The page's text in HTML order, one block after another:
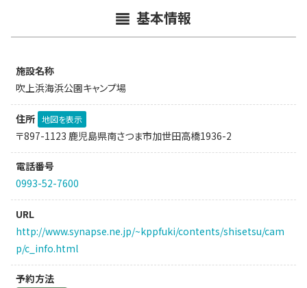
基本情報
施設名称
吹上浜海浜公園キャンプ場
住所 地図を表示
〒897-1123 鹿児島県南さつま市加世田高橋1936-2
電話番号
0993-52-7600
URL
http://www.synapse.ne.jp/~kppfuki/contents/shisetsu/cam
p/c_info.html
予約方法